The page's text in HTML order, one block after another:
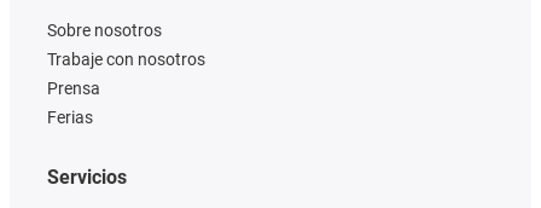
Sobre nosotros
Trabaje con nosotros
Prensa
Ferias
Servicios